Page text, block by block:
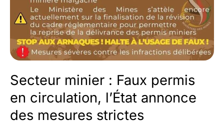
Secteur minier : Faux permis
en circulation, l’État annonce
des mesures strictes